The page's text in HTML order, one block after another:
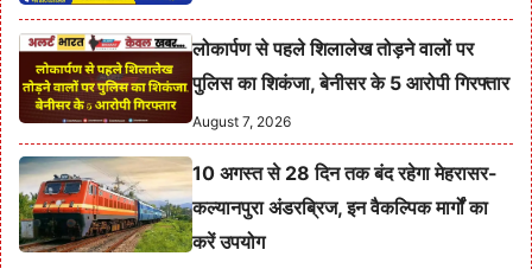
लोकार्पण से पहले शिलालेख तोड़ने वालों पर
पुलिस का शिकंजा, बेनीसर के 5 आरोपी गिरफ्तार
August 7, 2026
10 अगस्त से 28 दिन तक बंद रहेगा मेहरासर-
कल्यानपुरा अंडरब्रिज, इन वैकल्पिक मार्गों का
करें उपयोग